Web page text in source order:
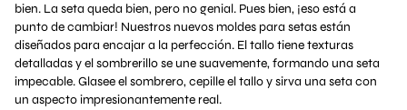
bien. La seta queda bien, pero no genial. Pues bien, ¡eso está a
punto de cambiar! Nuestros nuevos moldes para setas están
diseñados para encajar a la perfección. El tallo tiene texturas
detalladas y el sombrerillo se une suavemente, formando una seta
impecable. Glasee el sombrero, cepille el tallo y sirva una seta con
un aspecto impresionantemente real.